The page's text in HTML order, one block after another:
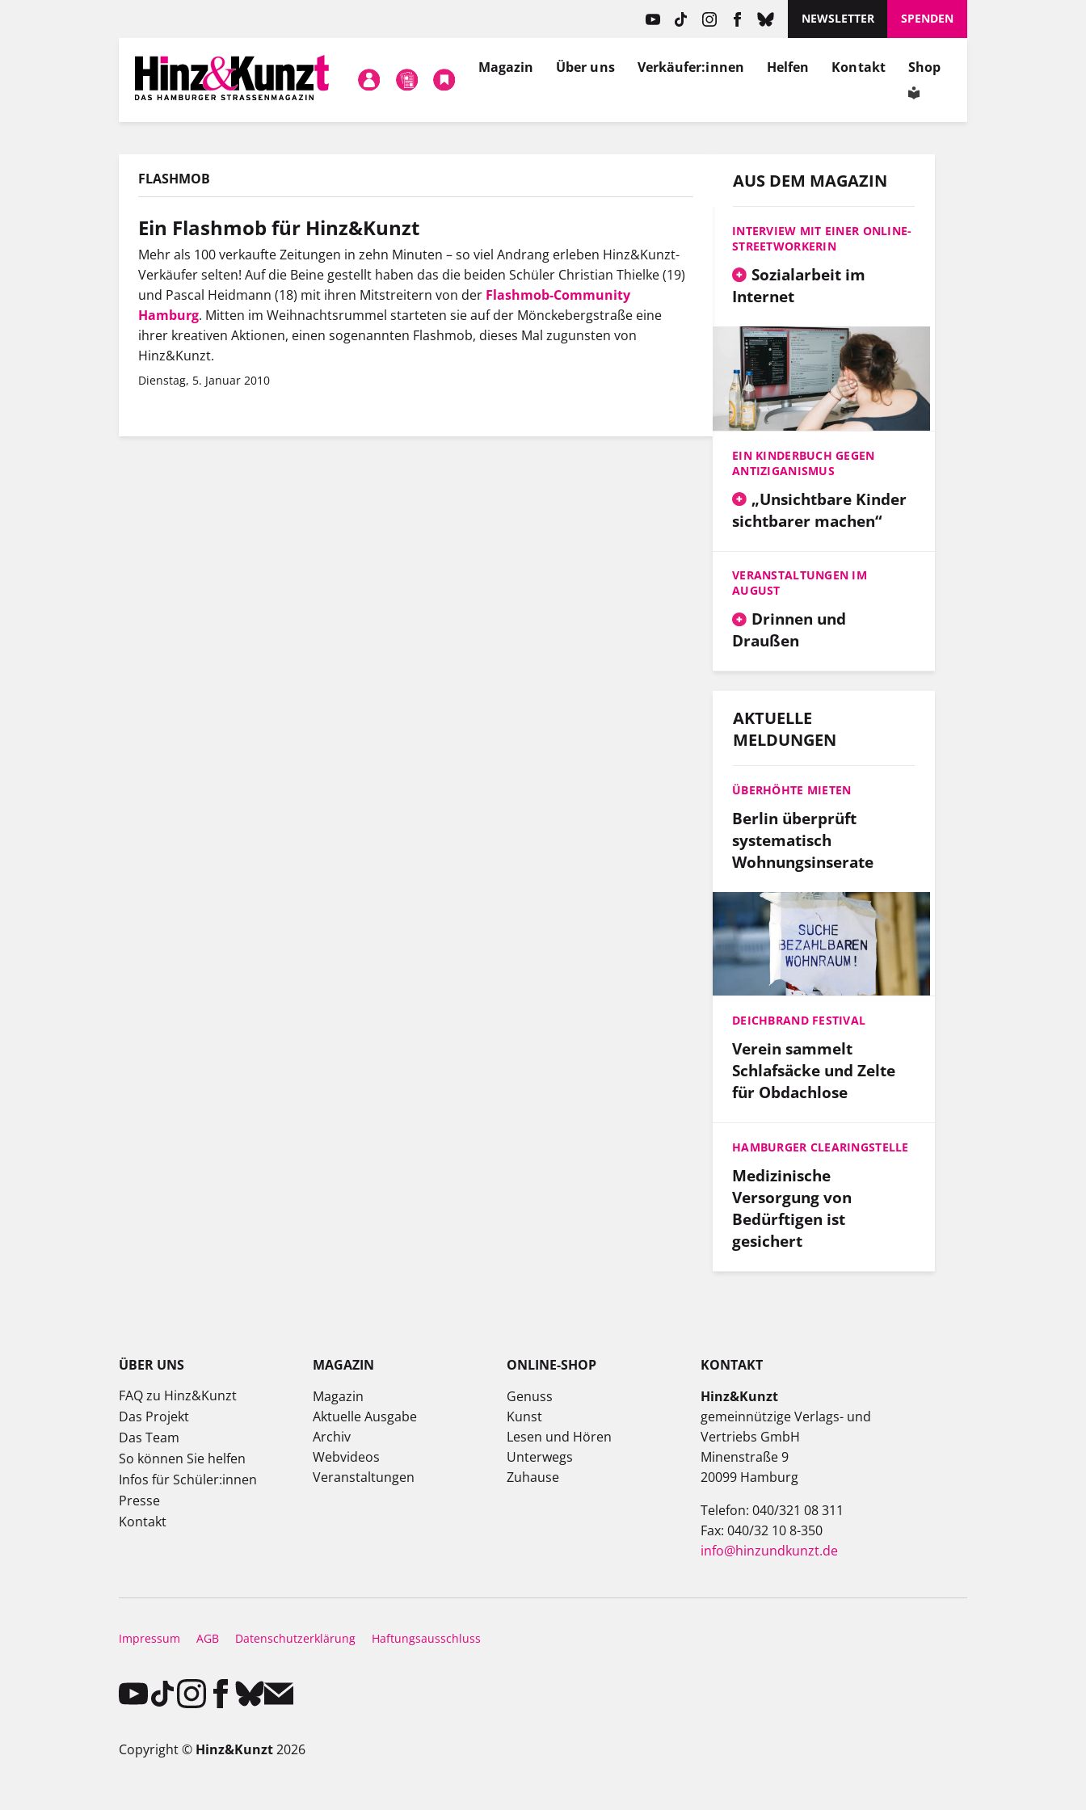
NEWSLETTER SPENDEN
Magazin Über uns Verkäufer:innen Helfen Kontakt Shop
FLASHMOB
Ein Flashmob für Hinz&Kunzt
Mehr als 100 verkaufte Zeitungen in zehn Minuten – so viel Andrang erleben Hinz&Kunzt-
Verkäufer selten! Auf die Beine gestellt haben das die beiden Schüler Christian Thielke (19)
und Pascal Heidmann (18) mit ihren Mitstreitern von der Flashmob-Community
Hamburg. Mitten im Weihnachtsrummel starteten sie auf der Mönckebergstraße eine
ihrer kreativen Aktionen, einen sogenannten Flashmob, dieses Mal zugunsten von
Hinz&Kunzt.
Dienstag, 5. Januar 2010
AUS DEM MAGAZIN
INTERVIEW MIT EINER ONLINE-
STREETWORKERIN
Sozialarbeit im
Internet
EIN KINDERBUCH GEGEN
ANTIZIGANISMUS
„Unsichtbare Kinder
sichtbarer machen“
VERANSTALTUNGEN IM
AUGUST
Drinnen und
Draußen
AKTUELLE
MELDUNGEN
ÜBERHÖHTE MIETEN
Berlin überprüft
systematisch
Wohnungsinserate
DEICHBRAND FESTIVAL
Verein sammelt
Schlafsäcke und Zelte
für Obdachlose
HAMBURGER CLEARINGSTELLE
Medizinische
Versorgung von
Bedürftigen ist
gesichert
ÜBER UNS
FAQ zu Hinz&Kunzt
Das Projekt
Das Team
So können Sie helfen
Infos für Schüler:innen
Presse
Kontakt
MAGAZIN
Magazin
Aktuelle Ausgabe
Archiv
Webvideos
Veranstaltungen
ONLINE-SHOP
Genuss
Kunst
Lesen und Hören
Unterwegs
Zuhause
KONTAKT
Hinz&Kunzt
gemeinnützige Verlags- und
Vertriebs GmbH
Minenstraße 9
20099 Hamburg
Telefon: 040/321 08 311
Fax: 040/32 10 8-350
info@hinzundkunzt.de
Impressum AGB Datenschutzerklärung Haftungsausschluss
Copyright © Hinz&Kunzt2026